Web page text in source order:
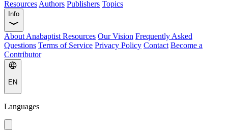
Resources Authors Publishers Topics
Info
About Anabaptist Resources Our Vision Frequently Asked
Questions Terms of Service Privacy Policy Contact Become a
Contributor
EN
Languages